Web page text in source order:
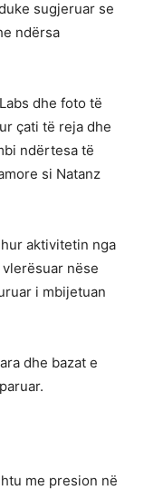
sugjeruar se
ndërsa
dhe foto të
çati të reja dhe
ndërtesa të
si Natanz
aktivitetin nga
nëse
i mbijetuan
dhe bazat e
me presion në